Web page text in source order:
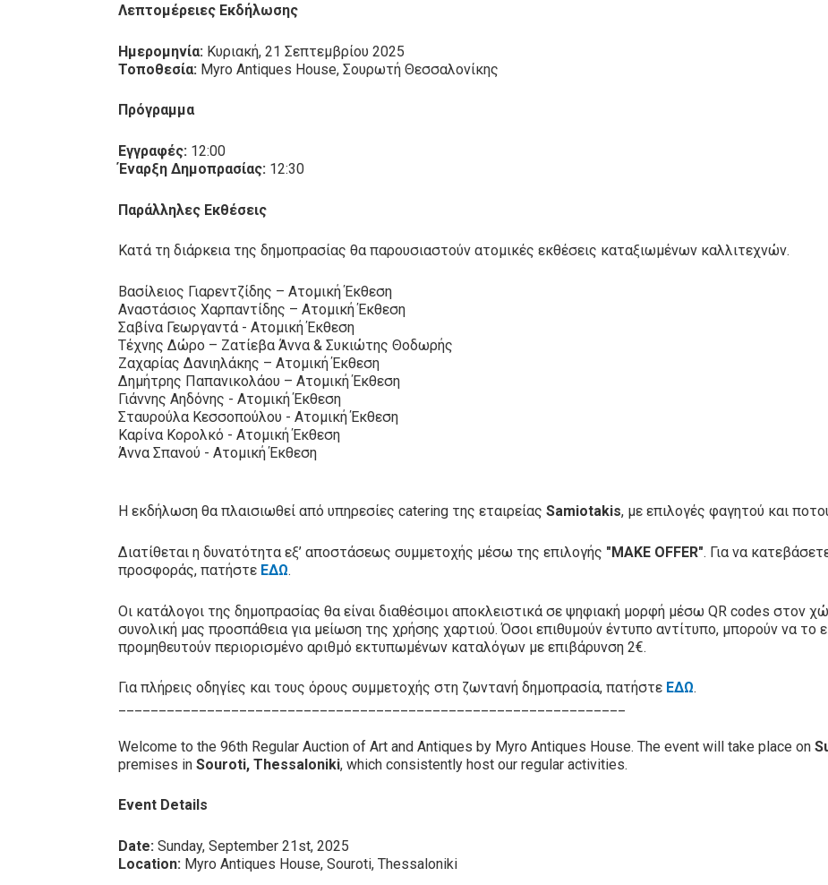
Λεπτομέρειες Εκδήλωσης
Ημερομηνία: Κυριακή, 21 Σεπτεμβρίου 2025
Τοποθεσία: Myro Antiques House, Σουρωτή Θεσσαλονίκης
Πρόγραμμα
Εγγραφές: 12:00
Έναρξη Δημοπρασίας: 12:30
Παράλληλες Εκθέσεις
Κατά τη διάρκεια της δημοπρασίας θα παρουσιαστούν ατομικές εκθέσεις καταξιωμένων καλλιτεχνών.
Βασίλειος Γιαρεντζίδης – Ατομική Έκθεση
Αναστάσιος Χαρπαντίδης – Ατομική Έκθεση
Σαβίνα Γεωργαντά - Ατομική Έκθεση
Τέχνης Δώρο – Ζατίεβα Άννα & Συκιώτης Θοδωρής
Ζαχαρίας Δανιηλάκης – Ατομική Έκθεση
Δημήτρης Παπανικολάου – Ατομική Έκθεση
Γιάννης Αηδόνης - Ατομική Έκθεση
Σταυρούλα Κεσσοπούλου - Ατομική Έκθεση
Καρίνα Κορολκό - Ατομική Έκθεση
Άννα Σπανού - Ατομική Έκθεση
Η εκδήλωση θα πλαισιωθεί από υπηρεσίες catering της εταιρείας Samiotakis, με επιλογές φαγητού και
Διατίθεται η δυνατότητα εξ’ αποστάσεως συμμετοχής μέσω της επιλογής "MAKE OFFER". Για να
προσφοράς, πατήστε ΕΔΩ.
Οι κατάλογοι της δημοπρασίας θα είναι διαθέσιμοι αποκλειστικά σε ψηφιακή μορφή μέσω QR codes στον
συνολική μας προσπάθεια για μείωση της χρήσης χαρτιού. Όσοι επιθυμούν έντυπο αντίτυπο, μπορούν να
προμηθευτούν περιορισμένο αριθμό εκτυπωμένων καταλόγων με επιβάρυνση 2€.
Για πλήρεις οδηγίες και τους όρους συμμετοχής στη ζωντανή δημοπρασία, πατήστε ΕΔΩ.
Welcome to the 96th Regular Auction of Art and Antiques by Myro Antiques House. The event will take place on
premises in Souroti, Thessaloniki, which consistently host our regular activities.
Event Details
Date: Sunday, September 21st, 2025
Location: Myro Antiques House, Souroti, Thessaloniki